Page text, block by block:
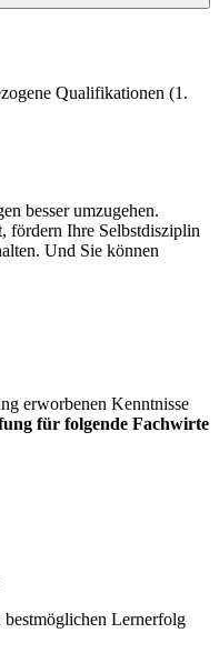
Qualifikationen (1.
besser umzugehen.
fördern Ihre Selbstdisziplin
Und Sie können
erworbenen Kenntnisse
für folgende Fachwirte
Lernerfolg